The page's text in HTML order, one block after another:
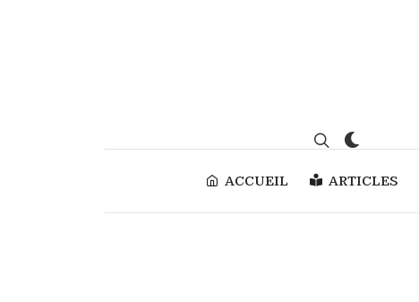
ACCUEIL ARTICLES